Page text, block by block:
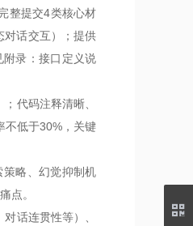
整提交4类核心材
话交互）；提供
录：接口定义说
代码注释清晰、
不低于30%，关键
略、幻觉抑制机
点。
话连贯性等）、